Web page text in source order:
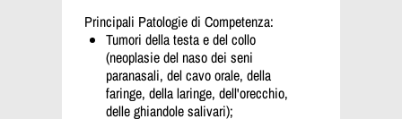
Principali Patologie di Competenza:
Tumori della testa e del collo
(neoplasie del naso dei seni
paranasali, del cavo orale, della
faringe, della laringe, dell'orecchio,
delle ghiandole salivari);